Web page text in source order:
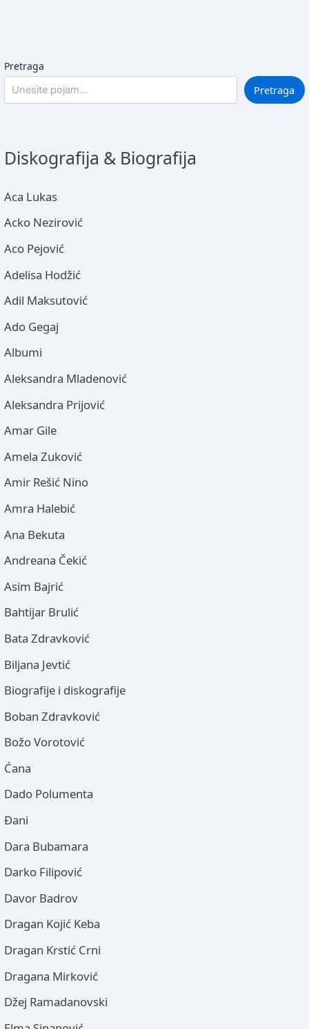
Pretraga
Pretraga
Diskografija & Biografija
Aca Lukas
Acko Nezirović
Aco Pejović
Adelisa Hodžić
Adil Maksutović
Ado Gegaj
Albumi
Aleksandra Mladenović
Aleksandra Prijović
Amar Gile
Amela Zuković
Amir Rešić Nino
Amra Halebić
Ana Bekuta
Andreana Čekić
Asim Bajrić
Bahtijar Brulić
Bata Zdravković
Biljana Jevtić
Biografije i diskografije
Boban Zdravković
Božo Vorotović
Ćana
Dado Polumenta
Đani
Dara Bubamara
Darko Filipović
Davor Badrov
Dragan Kojić Keba
Dragan Krstić Crni
Dragana Mirković
Džej Ramadanovski